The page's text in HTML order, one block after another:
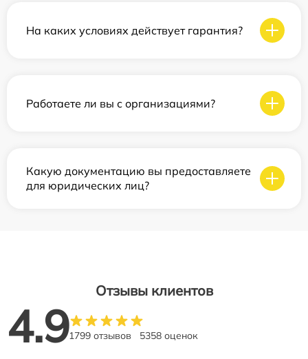
На каких условиях действует гарантия?
Работаете ли вы с организациями?
Какую документацию вы предоставляете
для юридических лиц?
Отзывы клиентов
4.91799 отзывов 5358 оценок